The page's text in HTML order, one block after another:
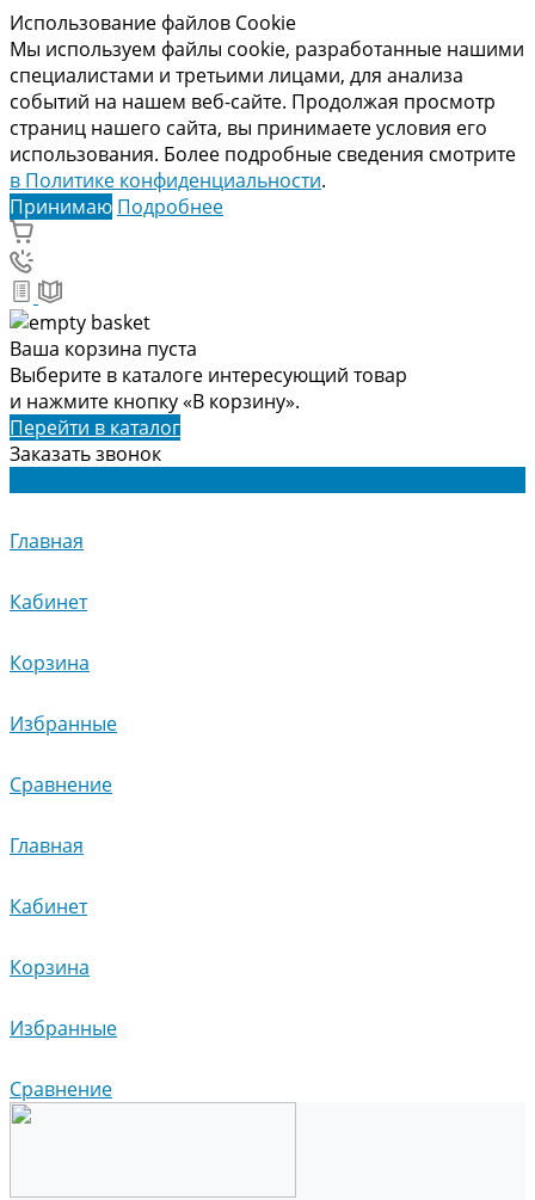
Использование файлов Cookie
Мы используем файлы cookie, разработанные нашими
специалистами и третьими лицами, для анализа
событий на нашем веб-сайте. Продолжая просмотр
страниц нашего сайта, вы принимаете условия его
использования. Более подробные сведения смотрите
в Политике конфиденциальности.
Принимаю Подробнее
Ваша корзина пуста
Выберите в каталоге интересующий товар
и нажмите кнопку «В корзину».
Перейти в каталог
Заказать звонок
Главная
Кабинет
Корзина
Избранные
Сравнение
Главная
Кабинет
Корзина
Избранные
Сравнение